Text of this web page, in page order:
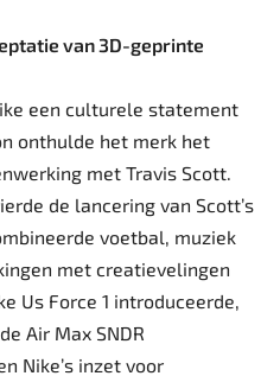
van 3D-geprinte
een culturele statement
onthulde het merk het
met Travis Scott.
de lancering van Scott’s
voetbal, muziek
met creatievelingen
Us Force 1 introduceerde,
Air Max SNDR
Nike’s inzet voor